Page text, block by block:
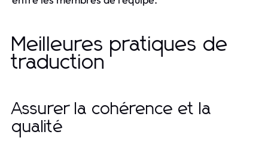
Meilleures pratiques de
traduction
Assurer la cohérence et la
qualité